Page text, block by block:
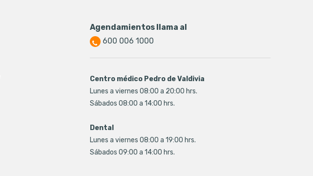
Agendamientos llama al
600 006 1000
Centro médico Pedro de Valdivia
Lunes a viernes 08:00 a 20:00 hrs.
Sábados 08:00 a 14:00 hrs.
Dental
Lunes a viernes 08:00 a 19:00 hrs.
Sábados 09:00 a 14:00 hrs.